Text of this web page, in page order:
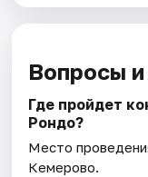
Вопросы
Где пройдет
Рондо?
Место
Кемерово.